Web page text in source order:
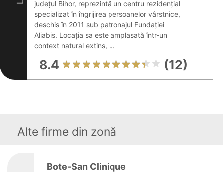
județul Bihor, reprezintă un centru rezidențial
specializat în îngrijirea persoanelor vârstnice,
deschis în 2011 sub patronajul Fundației
Aliabis. Locația sa este amplasată într-un
context natural extins, ...
8.4 (12)
Alte firme din zonă
Bote-San Clinique